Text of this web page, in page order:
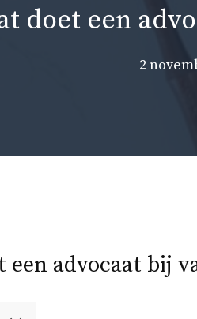
doet een
2
een advocaat bij